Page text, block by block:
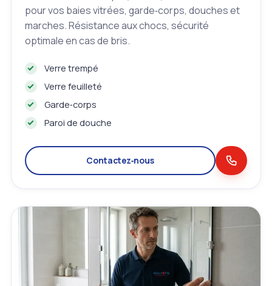
pour vos baies vitrées, garde‑corps, douches et
marches. Résistance aux chocs, sécurité
optimale en cas de bris.
Verre trempé
Verre feuilleté
Garde‑corps
Paroi de douche
Contactez‑nous